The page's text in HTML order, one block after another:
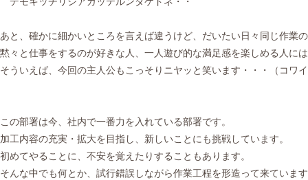
あと、確かに細かいところを言えば違うけど、だいたい日々同じ作業
黙々と仕事をするのが好きな人、一人遊び的な満足感を楽しめる人に
そういえば、今回の主人公もこっそりニヤッと笑います・・・（コワ
この部署は今、社内で一番力を入れている部署です。
加工内容の充実・拡大を目指し、新しいことにも挑戦しています。
初めてやることに、不安を覚えたりすることもあります。
そんな中でも何とか、試行錯誤しながら作業工程を形造って来ていま